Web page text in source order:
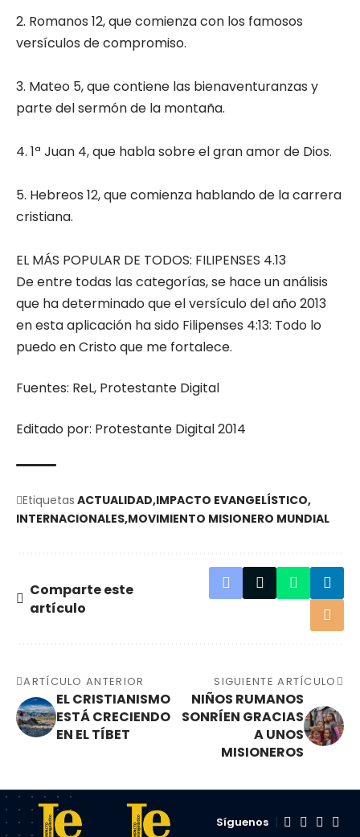
2. Romanos 12, que comienza con los famosos
versículos de compromiso.
3. Mateo 5, que contiene las bienaventuranzas y
parte del sermón de la montaña.
4. 1ª Juan 4, que habla sobre el gran amor de Dios.
5. Hebreos 12, que comienza hablando de la carrera
cristiana.
EL MÁS POPULAR DE TODOS: FILIPENSES 4.13
De entre todas las categorías, se hace un análisis
que ha determinado que el versículo del año 2013
en esta aplicación ha sido Filipenses 4:13: Todo lo
puedo en Cristo que me fortalece.
Fuentes: ReL, Protestante Digital
Editado por: Protestante Digital 2014
Etiquetas ACTUALIDAD IMPACTO EVANGELÍSTICO
INTERNACIONALES MOVIMIENTO MISIONERO MUNDIAL
Comparte este
artículo
ARTÍCULO ANTERIOR
EL CRISTIANISMO
ESTÁ CRECIENDO
EN EL TÍBET
SIGUIENTE ARTÍCULO
NIÑOS RUMANOS
SONRÍEN GRACIAS
A UNOS
MISIONEROS
Síguenos